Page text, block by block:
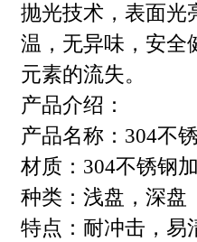
抛光技术，表面光
温，无异味，安全
元素的流失。
产品介绍：
产品名称：304不
材质：304不锈钢
种类：浅盘，深盘
特点：耐冲击，易